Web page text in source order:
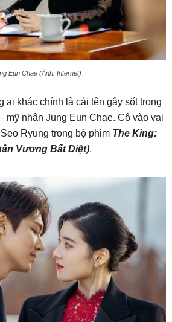
Eun Chae (Ảnh: Internet)
ai khác chính là cái tên gây sốt trong
mỹ nhân Jung Eun Chae. Cô vào vai
Ryung trong bộ phim The King:
Vương Bất Diệt).